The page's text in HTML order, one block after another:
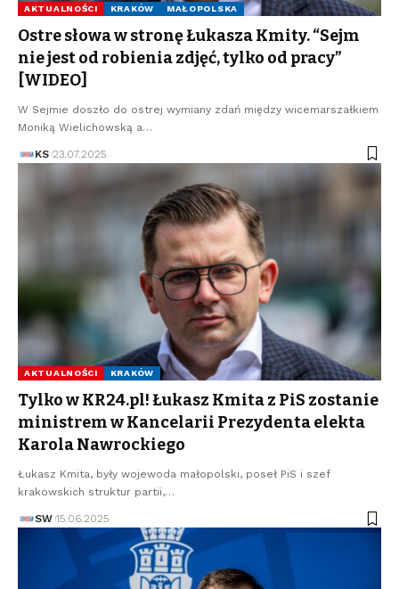
AKTUALNOŚCI KRAKÓW MAŁOPOLSKA
Ostre słowa w stronę Łukasza Kmity. “Sejm
nie jest od robienia zdjęć, tylko od pracy”
[WIDEO]
W Sejmie doszło do ostrej wymiany zdań między wicemarszałkiem
Moniką Wielichowską a…
KS 23.07.2025
AKTUALNOŚCI KRAKÓW
Tylko w KR24.pl! Łukasz Kmita z PiS zostanie
ministrem w Kancelarii Prezydenta elekta
Karola Nawrockiego
Łukasz Kmita, były wojewoda małopolski, poseł PiS i szef
krakowskich struktur partii,…
SW 15.06.2025